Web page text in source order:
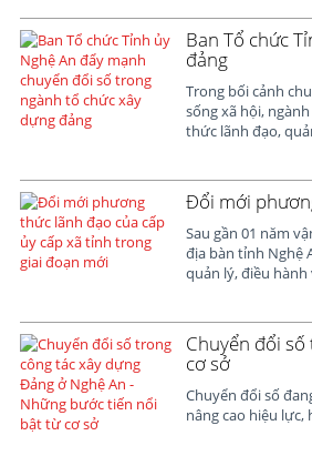
Ban Tổ chức
đảng
Trong bối cảnh
sống xã hội,
thức lãnh đạo,
Đổi mới
Sau gần 01 năm
địa bàn tỉnh Nghệ
quản lý, điều
Chuyển đổi
cơ sở
Chuyển đổi số
nâng cao hiệu lực,